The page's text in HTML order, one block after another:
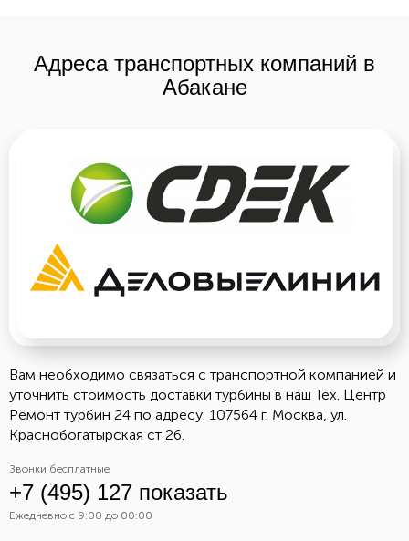
Адреса транспортных компаний в
Абакане
Вам необходимо связаться с транспортной компанией и
уточнить стоимость доставки турбины в наш Тех. Центр
Ремонт турбин 24 по адресу: 107564 г. Москва, ул.
Краснобогатырская ст 26.
Звонки бесплатные
+7 (495) 127 показать
Ежедневно с 9:00 до 00:00